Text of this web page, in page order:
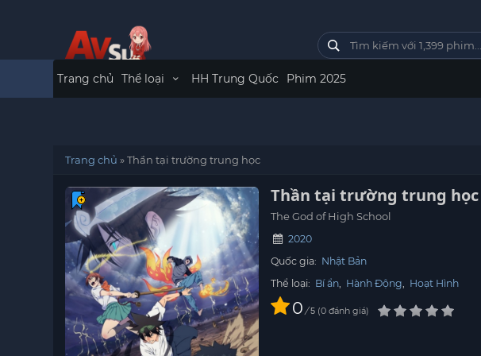
Trang chủ Thể loại HH Trung Quốc Phim 2025
Trang chủ »Thần tại trường trung học
Thần tại trường trung học
The God of High School
2020
Quốc gia: Nhật Bản
Thể loại: Bí ẩn, Hành Động, Hoạt Hình
0 / 5 0 đánh giá